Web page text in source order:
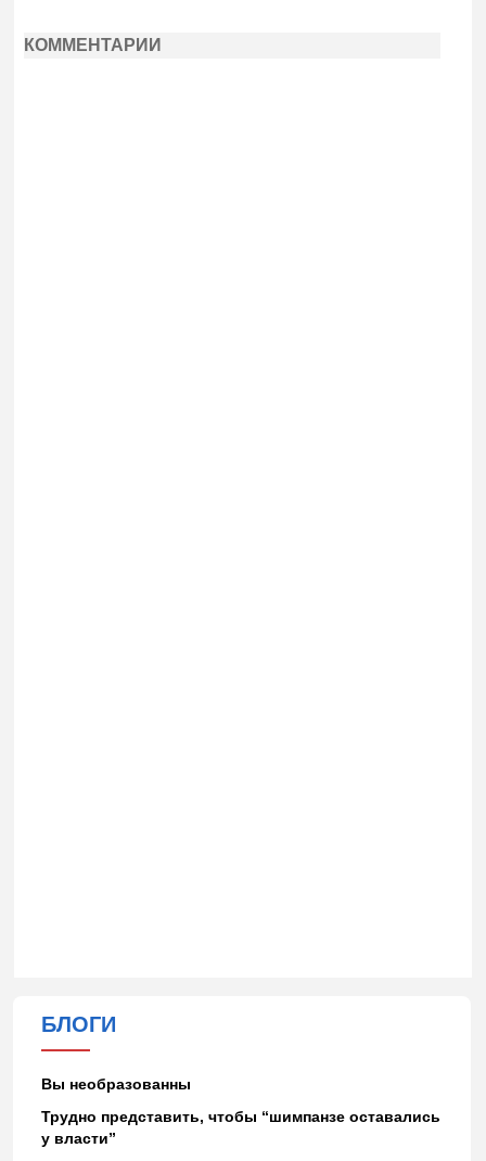
КОММЕНТАРИИ
БЛОГИ
Вы необразованны
Трудно представить, чтобы “шимпанзе оставались
у власти”